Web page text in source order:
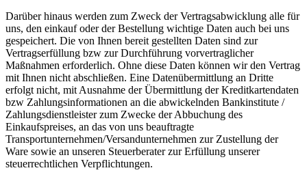
Darüber hinaus werden zum Zweck der Vertragsabwicklung alle für
uns, den einkauf oder der Bestellung wichtige Daten auch bei uns
gespeichert. Die von Ihnen bereit gestellten Daten sind zur
Vertragserfüllung bzw zur Durchführung vorvertraglicher
Maßnahmen erforderlich. Ohne diese Daten können wir den Vertrag
mit Ihnen nicht abschließen. Eine Datenübermittlung an Dritte
erfolgt nicht, mit Ausnahme der Übermittlung der Kreditkartendaten
bzw Zahlungsinformationen an die abwickelnden Bankinstitute /
Zahlungsdienstleister zum Zwecke der Abbuchung des
Einkaufspreises, an das von uns beauftragte
Transportunternehmen/Versandunternehmen zur Zustellung der
Ware sowie an unseren Steuerberater zur Erfüllung unserer
steuerrechtlichen Verpflichtungen.